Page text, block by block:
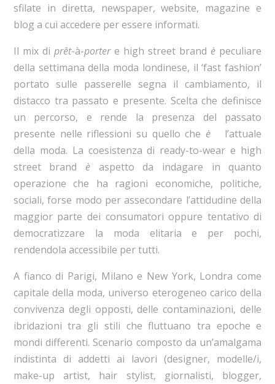
sfilate in diretta, newspaper, website, magazine e
blog a cui accedere per essere informati.
Il mix di prêt-à-portere high street brand è peculiare
della settimana della moda londinese, il ‘fast fashion’
portato sulle passerelle segna il cambiamento, il
distacco tra passato e presente. Scelta che definisce
un percorso, e rende la presenza del passato
presente nelle riflessioni su quello che è l’attuale
della moda. La coesistenza di ready-to-wear e high
street brand è aspetto da indagare in quanto
operazione che ha ragioni economiche, politiche,
sociali, forse modo per assecondare l’attidudine della
maggior parte dei consumatori oppure tentativo di
democratizzare la moda elitaria e per pochi,
rendendola accessibile per tutti.
A fianco di Parigi, Milano e New York, Londra come
capitale della moda, universo eterogeneo carico della
convivenza degli opposti, delle contaminazioni, delle
ibridazioni tra gli stili che fluttuano tra epoche e
mondi differenti. Scenario composto da un’amalgama
indistinta di addetti ai lavori (designer, modelle/i,
make-up artist, hair stylist, giornalisti, blogger,